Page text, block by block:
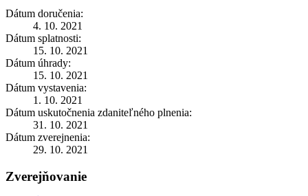
Dátum doručenia:
4. 10. 2021
Dátum splatnosti:
15. 10. 2021
Dátum úhrady:
15. 10. 2021
Dátum vystavenia:
1. 10. 2021
Dátum uskutočnenia zdaniteľného plnenia:
31. 10. 2021
Dátum zverejnenia:
29. 10. 2021
Zverejňovanie